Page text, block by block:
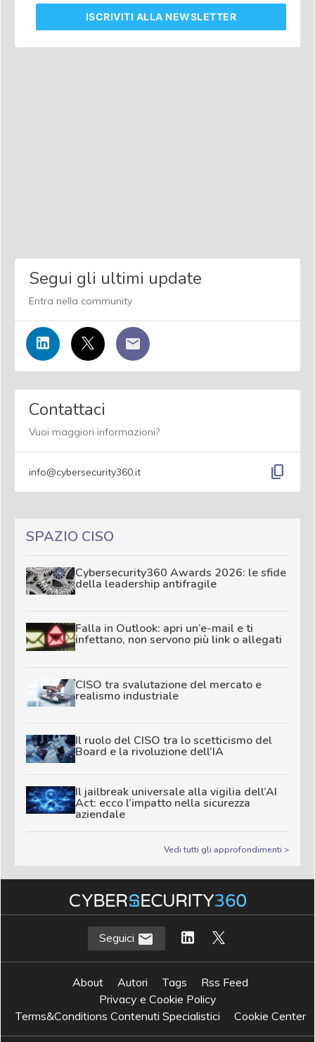
ISCRIVITI ALLA NEWSLETTER
Segui gli ultimi update
Entra nella community
Contattaci
Vuoi maggiori informazioni?
info@cybersecurity360.it content_copy
SPAZIO CISO
Cybersecurity360 Awards 2026: le sfide
della leadership antifragile
Falla in Outlook: apri un’e-mail e ti
infettano, non servono più link o allegati
CISO tra svalutazione del mercato e
realismo industriale
Il ruolo del CISO tra lo scetticismo del
Board e la rivoluzione dell’IA
Il jailbreak universale alla vigilia dell’AI
Act: ecco l’impatto nella sicurezza
aziendale
Vedi tutti gli approfondimenti >
Seguici
About Autori Tags
Rss Feed
Privacy e Cookie Policy
Terms&Conditions Contenuti Specialistici
Cookie Center